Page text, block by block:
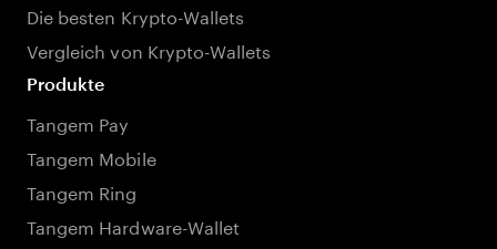
Die besten Krypto-Wallets
Vergleich von Krypto-Wallets
Produkte
Tangem Pay
Tangem Mobile
Tangem Ring
Tangem Hardware-Wallet